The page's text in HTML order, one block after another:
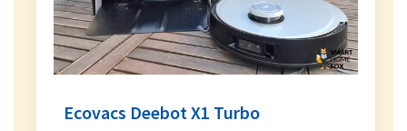
Ecovacs Deebot X1 Turbo